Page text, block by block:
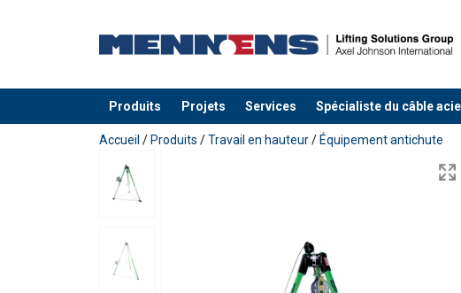
Produits Projets Services Spécialiste du câble
Ajouté au panier
Accueil / Produits /Travail en hauteur/ Équipement antichute
Remplissez vos
Prénom